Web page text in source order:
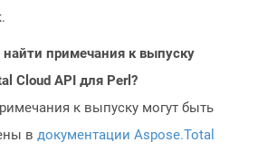
найти примечания к выпуску
Cloud API для Perl?
к выпуску могут быть
в документации Aspose.Total